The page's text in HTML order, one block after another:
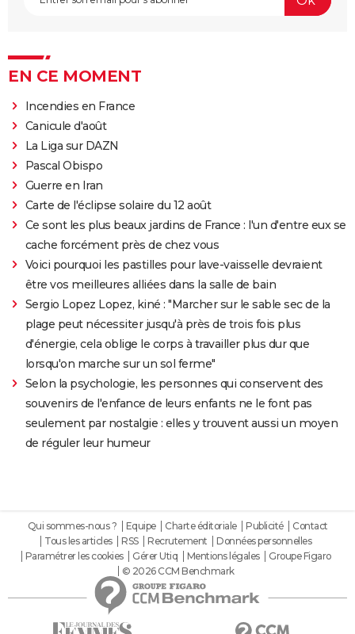
EN CE MOMENT
Incendies en France
Canicule d'août
La Liga sur DAZN
Pascal Obispo
Guerre en Iran
Carte de l'éclipse solaire du 12 août
Ce sont les plus beaux jardins de France : l'un d'entre eux se
cache forcément près de chez vous
Voici pourquoi les pastilles pour lave-vaisselle devraient
être vos meilleures alliées dans la salle de bain
Sergio Lopez Lopez, kiné : "Marcher sur le sable sec de la
plage peut nécessiter jusqu'à près de trois fois plus
d'énergie, cela oblige le corps à travailler plus dur que
lorsqu'on marche sur un sol ferme"
Selon la psychologie, les personnes qui conservent des
souvenirs de l'enfance de leurs enfants ne le font pas
seulement par nostalgie : elles y trouvent aussi un moyen
de réguler leur humeur
Qui sommes-nous ? Equipe Charte éditoriale Publicité
Contact
Tous les articles
RSS Recrutement
Données personnelles
Paramétrer les cookies
Gérer Utiq Mentions légales
Groupe Figaro
© 2026 CCM Benchmark